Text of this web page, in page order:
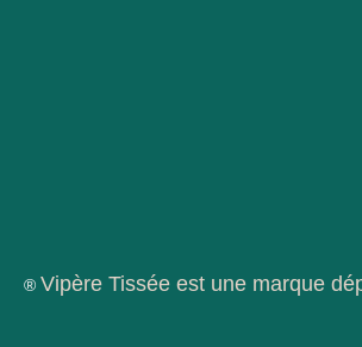
® Vipère Tissée est une marque